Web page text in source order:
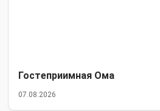
Гостеприимная Ома
07.08.2026